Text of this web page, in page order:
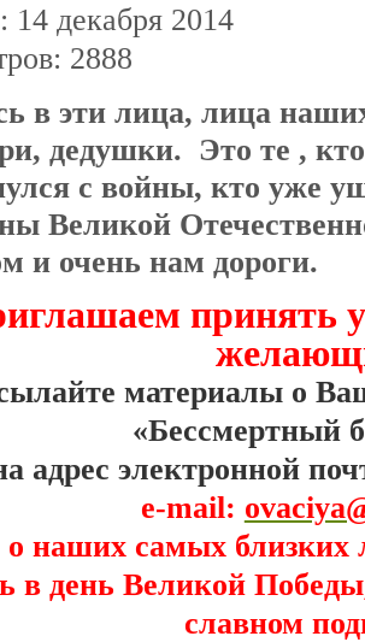
14 декабря 2014
2888
в эти лица, лица
дедушки. Это те ,
с войны, кто уже
Великой
и очень нам дороги.
принять
материалы о
«Бессмертный
адрес электронной
e-mail:
наших самых близких
в день Великой
славном